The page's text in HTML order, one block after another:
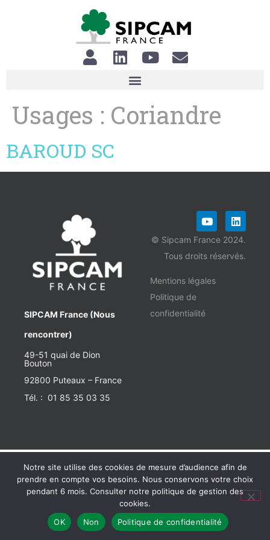
Usages : Coriandre
BAROUD SC
SIPCAM France (Nous
rencontrer)
49-51 quai de Dion
Bouton
92800 Puteaux – France
Tél. : 01 85 35 03 35
© Sipcam France 2024.
Tous droits réservés.
Mentions légales
Politique de
confidentialité
Notre site utilise des cookies de mesure d’audience afin de
prendre en compte vos besoins. Nous conservons votre choix
pendant 6 mois. Consulter notre politique de gestion des
cookies.
OK
Non Politique de confidentialité